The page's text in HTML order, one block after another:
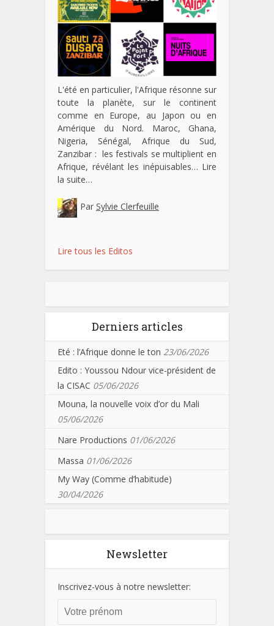
L'été en particulier, l'Afrique résonne sur
toute la planète, sur le continent
comme en Europe, au Japon ou en
Amérique du Nord. Maroc, Ghana,
Nigeria, Sénégal, Afrique du Sud,
Zanzibar : les festivals se multiplient en
Afrique, révélant les inépuisables… Lire
la suite…
Par Sylvie Clerfeuille
Lire tous les Editos
Derniers articles
Eté : l’Afrique donne le ton 23/06/2026
Edito : Youssou Ndour vice-président de
la CISAC 05/06/2026
Mouna, la nouvelle voix d’or du Mali
05/06/2026
Nare Productions 01/06/2026
Massa 01/06/2026
My Way (Comme d’habitude)
30/04/2026
Newsletter
Inscrivez-vous à notre newsletter: